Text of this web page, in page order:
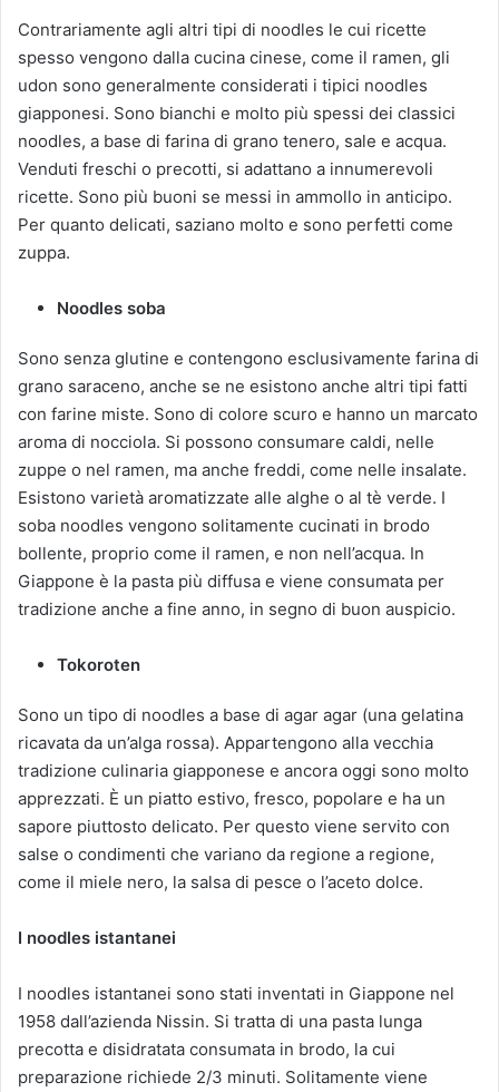
Contrariamente agli altri tipi di noodles le cui ricette
spesso vengono dalla cucina cinese, come il ramen, gli
udon sono generalmente considerati i tipici noodles
giapponesi. Sono bianchi e molto più spessi dei classici
noodles, a base di farina di grano tenero, sale e acqua.
Venduti freschi o precotti, si adattano a innumerevoli
ricette. Sono più buoni se messi in ammollo in anticipo.
Per quanto delicati, saziano molto e sono perfetti come
zuppa.
Noodles soba
Sono senza glutine e contengono esclusivamente farina di
grano saraceno, anche se ne esistono anche altri tipi fatti
con farine miste. Sono di colore scuro e hanno un marcato
aroma di nocciola. Si possono consumare caldi, nelle
zuppe o nel ramen, ma anche freddi, come nelle insalate.
Esistono varietà aromatizzate alle alghe o al tè verde. I
soba noodles vengono solitamente cucinati in brodo
bollente, proprio come il ramen, e non nell’acqua. In
Giappone è la pasta più diffusa e viene consumata per
tradizione anche a fine anno, in segno di buon auspicio.
Tokoroten
Sono un tipo di noodles a base di agar agar (una gelatina
ricavata da un’alga rossa). Appartengono alla vecchia
tradizione culinaria giapponese e ancora oggi sono molto
apprezzati. È un piatto estivo, fresco, popolare e ha un
sapore piuttosto delicato. Per questo viene servito con
salse o condimenti che variano da regione a regione,
come il miele nero, la salsa di pesce o l’aceto dolce.
I noodles istantanei
I noodles istantanei sono stati inventati in Giappone nel
1958 dall’azienda Nissin. Si tratta di una pasta lunga
precotta e disidratata consumata in brodo, la cui
preparazione richiede 2/3 minuti. Solitamente viene